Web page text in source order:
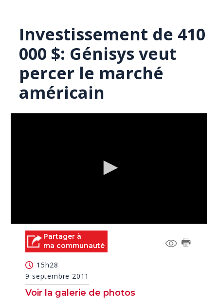
Investissement de 410
000 $: Génisys veut
percer le marché
américain
seconds Partager à
ma communauté
15h28
9 septembre 2011
Voir la galerie de photos